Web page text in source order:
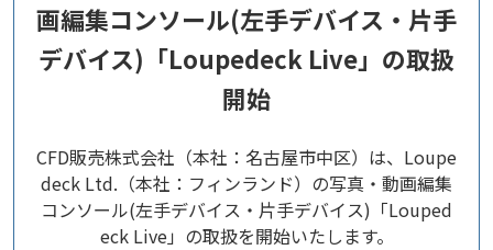
画編集コンソール(左手デバイス・片手
デバイス)「Loupedeck Live」の取扱
開始
CFD販売株式会社（本社：名古屋市中区）は、Loupe
deck Ltd.（本社：フィンランド）の写真・動画編集
コンソール(左手デバイス・片手デバイス)「Louped
eck Live」の取扱を開始いたします。